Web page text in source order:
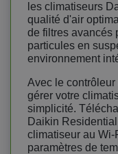
les climatiseurs
qualité d'air
de filtres avancés
particules en
environnement
Avec le
gérer votre
simplicité.
Daikin
climatiseur au Wi-
paramètres de